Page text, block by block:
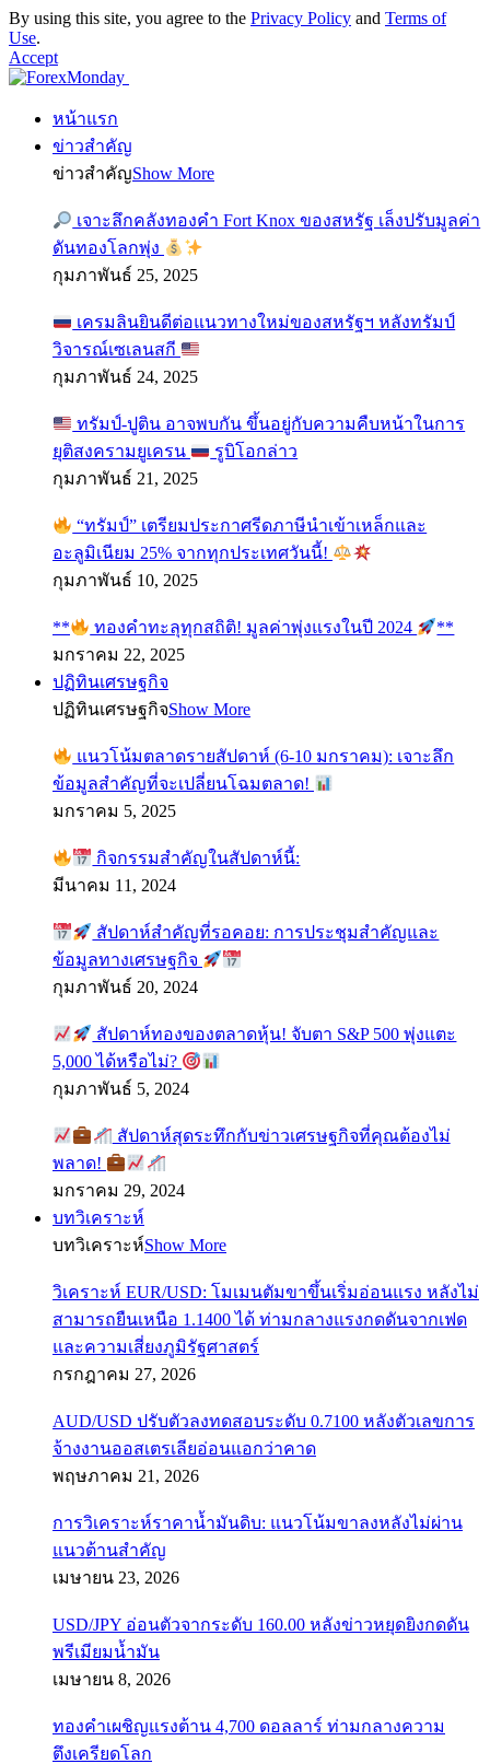
By using this site, you agree to the Privacy Policy and Terms of
Use.
Accept
หน้าแรก
ข่าวสำคัญ
ข่าวสำคัญShow More
เจาะลึกคลังทองคำ Fort Knox ของสหรัฐ เล็งปรับมูลค่า
ดันทองโลกพุ่ง
กุมภาพันธ์ 25, 2025
เครมลินยินดีต่อแนวทางใหม่ของสหรัฐฯ หลังทรัมป์
วิจารณ์เซเลนสกี
กุมภาพันธ์ 24, 2025
ทรัมป์-ปูติน อาจพบกัน ขึ้นอยู่กับความคืบหน้าในการ
ยุติสงครามยูเครน
รูบิโอกล่าว
กุมภาพันธ์ 21, 2025
“ทรัมป์” เตรียมประกาศรีดภาษีนำเข้าเหล็กและ
อะลูมิเนียม 25% จากทุกประเทศวันนี้!
กุมภาพันธ์ 10, 2025
** ทองคำทะลุทุกสถิติ! มูลค่าพุ่งแรงในปี 2024
**
มกราคม 22, 2025
ปฏิทินเศรษฐกิจ
ปฏิทินเศรษฐกิจShow More
แนวโน้มตลาดรายสัปดาห์ (6-10 มกราคม): เจาะลึก
ข้อมูลสำคัญที่จะเปลี่ยนโฉมตลาด!
มกราคม 5, 2025
กิจกรรมสำคัญในสัปดาห์นี้:
มีนาคม 11, 2024
สัปดาห์สำคัญที่รอคอย: การประชุมสำคัญและ
ข้อมูลทางเศรษฐกิจ
กุมภาพันธ์ 20, 2024
สัปดาห์ทองของตลาดหุ้น! จับตา S&P 500 พุ่งแตะ
5,000 ได้หรือไม่?
กุมภาพันธ์ 5, 2024
สัปดาห์สุดระทึกกับข่าวเศรษฐกิจที่คุณต้องไม่
พลาด!
มกราคม 29, 2024
บทวิเคราะห์
บทวิเคราะห์Show More
วิเคราะห์ EUR/USD: โมเมนตัมขาขึ้นเริ่มอ่อนแรง หลังไม่
สามารถยืนเหนือ 1.1400 ได้ ท่ามกลางแรงกดดันจากเฟด
และความเสี่ยงภูมิรัฐศาสตร์
กรกฎาคม 27, 2026
AUD/USD ปรับตัวลงทดสอบระดับ 0.7100 หลังตัวเลขการ
จ้างงานออสเตรเลียอ่อนแอกว่าคาด
พฤษภาคม 21, 2026
การวิเคราะห์ราคาน้ำมันดิบ: แนวโน้มขาลงหลังไม่ผ่าน
แนวต้านสำคัญ
เมษายน 23, 2026
USD/JPY อ่อนตัวจากระดับ 160.00 หลังข่าวหยุดยิงกดดัน
พรีเมียมน้ำมัน
เมษายน 8, 2026
ทองคำเผชิญแรงต้าน 4,700 ดอลลาร์ ท่ามกลางความ
ตึงเครียดโลก